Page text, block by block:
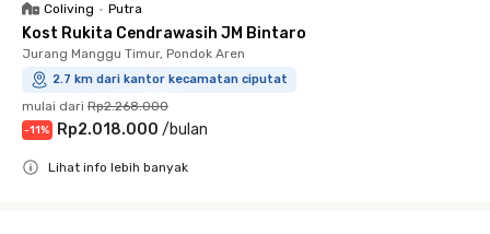
Coliving • Putra
Kost Rukita Cendrawasih JM Bintaro
Jurang Manggu Timur, Pondok Aren
2.7 km dari kantor kecamatan ciputat
mulai dari Rp2.268.000
-11% Rp2.018.000 /bulan
Lihat info lebih banyak